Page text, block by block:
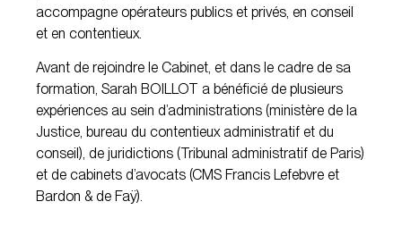
accompagne opérateurs publics et privés, en conseil
et en contentieux.
Avant de rejoindre le Cabinet, et dans le cadre de sa
formation, Sarah BOILLOT a bénéficié de plusieurs
expériences au sein d’administrations (ministère de la
Justice, bureau du contentieux administratif et du
conseil), de juridictions (Tribunal administratif de Paris)
et de cabinets d’avocats (CMS Francis Lefebvre et
Bardon & de Faÿ).